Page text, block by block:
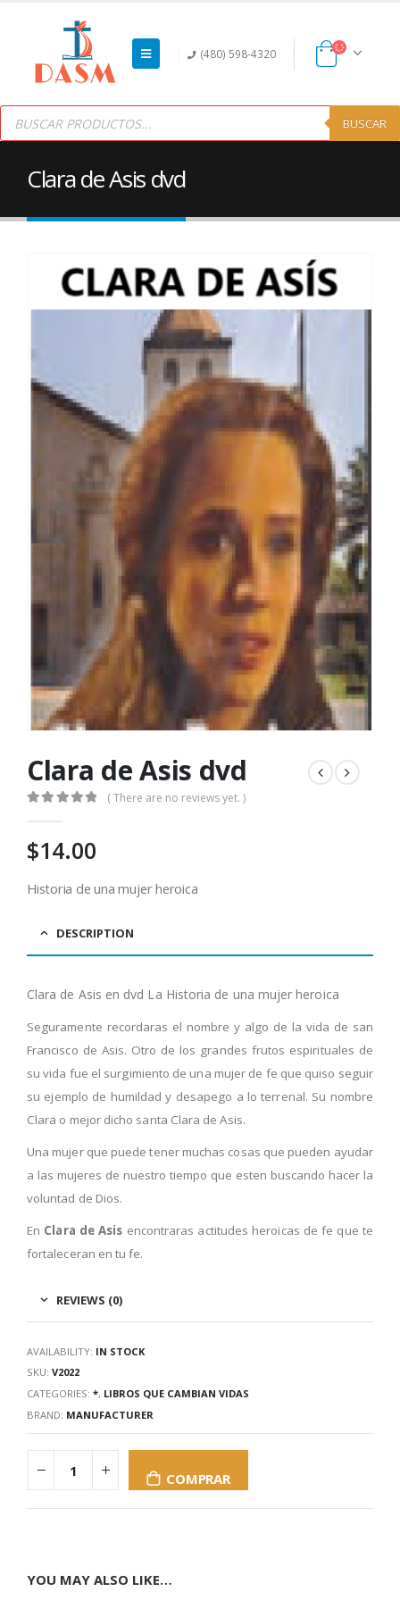
(480) 598-4320
Products
search BUSCAR
Clara de Asis dvd
Clara de Asis dvd
( There are no reviews yet. )
$14.00
Historia de una mujer heroica
DESCRIPTION
Clara de Asis en dvd La Historia de una mujer heroica
Seguramente recordaras el nombre y algo de la vida de san
Francisco de Asis. Otro de los grandes frutos espirituales de
su vida fue el surgimiento de una mujer de fe que quiso seguir
su ejemplo de humildad y desapego a lo terrenal. Su nombre
Clara o mejor dicho santa Clara de Asis.
Una mujer que puede tener muchas cosas que pueden ayudar
a las mujeres de nuestro tiempo que esten buscando hacer la
voluntad de Dios.
En Clara de Asis encontraras actitudes heroicas de fe que te
fortaleceran en tu fe.
REVIEWS (0)
AVAILABILITY: IN STOCK
SKU: V2022
CATEGORIES: *, LIBROS QUE CAMBIAN VIDAS
BRAND: MANUFACTURER
COMPRAR
YOU MAY ALSO LIKE…